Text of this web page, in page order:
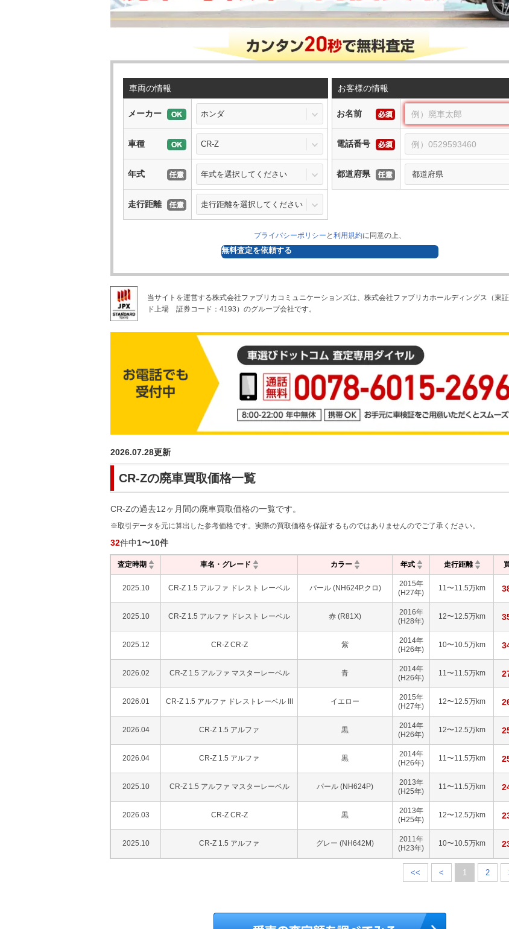
車両の情報
メーカー
車種
年式
走行距離
お客様の情報
お名前
電話番号
都道府県
プライバシーポリシー と 利用規約に同意の上、
無料査定を依頼する
当サイトを運営する株式会社ファブリカコミュニケーションズは、株式会社ファブリカホールディングス（東
ド上場
証券コード：4193）のグループ会社です。
2026.07.28更新
CR-Zの廃車買取価格一覧
CR-Zの過去12ヶ月間の廃車買取価格の一覧です。
※取引データを元に算出した参考価格です。実際の買取価格を保証するものではありませんのでご了承ください。
32件中1〜10件
査定時期 車名・グレード カラー 年式 走行距離
2025.10 CR-Z 1.5 アルファ ドレスト レーベル パール (NH624P.クロ) 2015年
(H27年)
11〜11.5万km
2025.10 CR-Z 1.5 アルファ ドレスト レーベル 赤 (R81X) 2016年
(H28年)
12〜12.5万km
2025.12 CR-Z CR-Z 紫 2014年
(H26年)
10〜10.5万km
2026.02 CR-Z 1.5 アルファ マスターレーベル 青 2014年
(H26年)
11〜11.5万km
2026.01 CR-Z 1.5 アルファ ドレストレーベル III イエロー 2015年
(H27年)
12〜12.5万km
2026.04 CR-Z 1.5 アルファ 黒 2014年
(H26年)
12〜12.5万km
2026.04 CR-Z 1.5 アルファ 黒 2014年
(H26年)
11〜11.5万km
2025.10 CR-Z 1.5 アルファ マスターレーベル パール (NH624P) 2013年
(H25年)
11〜11.5万km
2026.03 CR-Z CR-Z 黒 2013年
(H25年)
12〜12.5万km
2025.10 CR-Z 1.5 アルファ グレー (NH642M) 2011年
(H23年)
10〜10.5万km
<< < 1 2